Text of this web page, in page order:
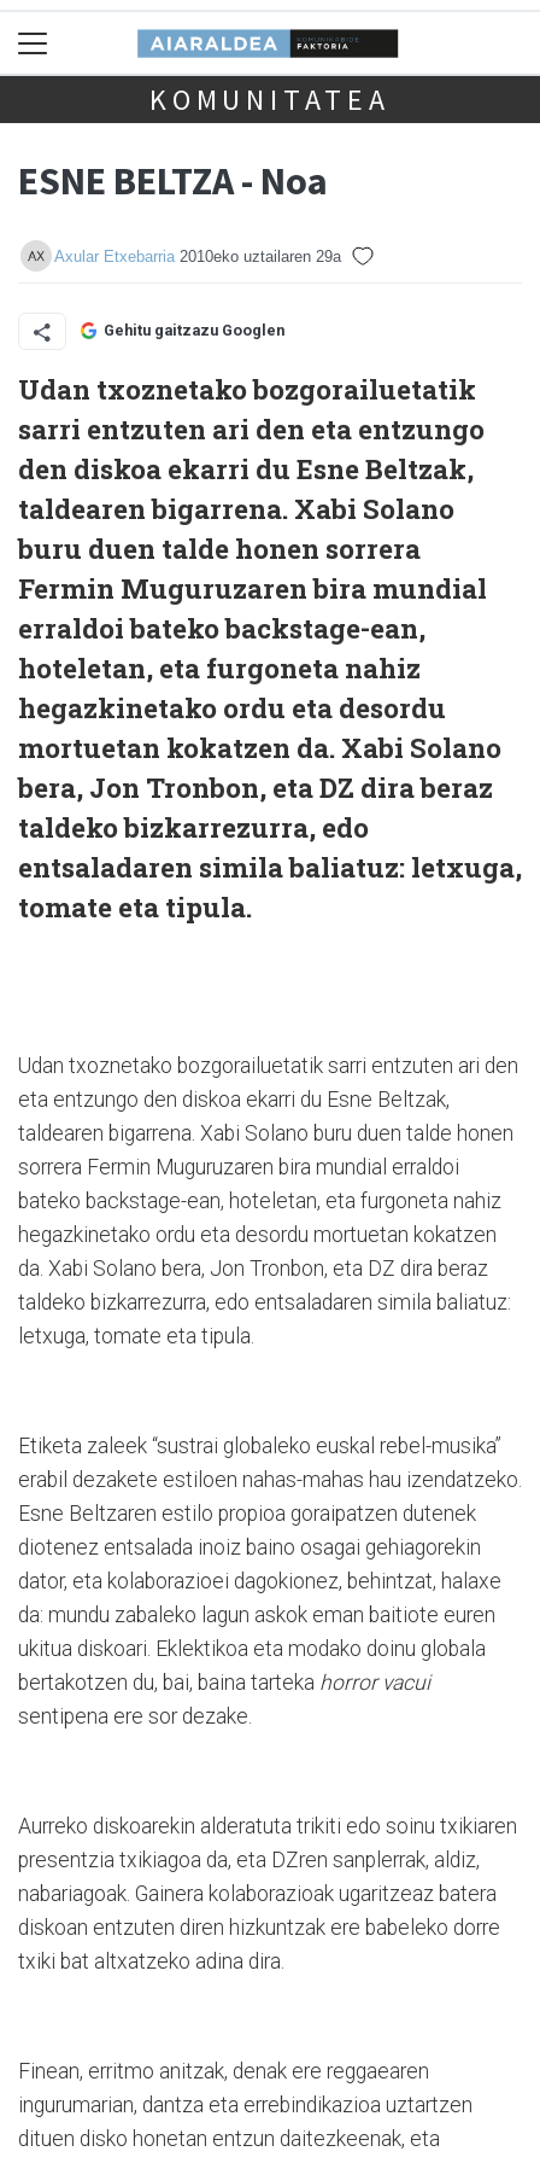
KOMUNITATEA
ESNE BELTZA - Noa
Axular Etxebarria 2010eko uztailaren 29a
Gehitu gaitzazu Googlen
Udan txoznetako bozgorailuetatik
sarri entzuten ari den eta entzungo
den diskoa ekarri du Esne Beltzak,
taldearen bigarrena. Xabi Solano
buru duen talde honen sorrera
Fermin Muguruzaren bira mundial
erraldoi bateko backstage-ean,
hoteletan, eta furgoneta nahiz
hegazkinetako ordu eta desordu
mortuetan kokatzen da. Xabi Solano
bera, Jon Tronbon, eta DZ dira beraz
taldeko bizkarrezurra, edo
entsaladaren simila baliatuz: letxuga,
tomate eta tipula.
Udan txoznetako bozgorailuetatik sarri entzuten ari den
eta entzungo den diskoa ekarri du Esne Beltzak,
taldearen bigarrena. Xabi Solano buru duen talde honen
sorrera Fermin Muguruzaren bira mundial erraldoi
bateko backstage-ean, hoteletan, eta furgoneta nahiz
hegazkinetako ordu eta desordu mortuetan kokatzen
da. Xabi Solano bera, Jon Tronbon, eta DZ dira beraz
taldeko bizkarrezurra, edo entsaladaren simila baliatuz:
letxuga, tomate eta tipula.
Etiketa zaleek “sustrai globaleko euskal rebel-musika”
erabil dezakete estiloen nahas-mahas hau izendatzeko.
Esne Beltzaren estilo propioa goraipatzen dutenek
diotenez entsalada inoiz baino osagai gehiagorekin
dator, eta kolaborazioei dagokionez, behintzat, halaxe
da: mundu zabaleko lagun askok eman baitiote euren
ukitua diskoari. Eklektikoa eta modako doinu globala
bertakotzen du, bai, baina tarteka horror vacui
sentipena ere sor dezake.
Aurreko diskoarekin alderatuta trikiti edo soinu txikiaren
presentzia txikiagoa da, eta DZren sanplerrak, aldiz,
nabariagoak. Gainera kolaborazioak ugaritzeaz batera
diskoan entzuten diren hizkuntzak ere babeleko dorre
txiki bat altxatzeko adina dira.
Finean, erritmo anitzak, denak ere reggaearen
ingurumarian, dantza eta errebindikazioa uztartzen
dituen disko honetan entzun daitezkeenak, eta